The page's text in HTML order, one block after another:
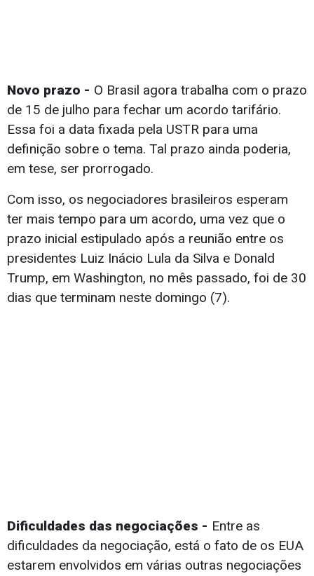
Novo prazo - O Brasil agora trabalha com o prazo
de 15 de julho para fechar um acordo tarifário.
Essa foi a data fixada pela USTR para uma
definição sobre o tema. Tal prazo ainda poderia,
em tese, ser prorrogado.
Com isso, os negociadores brasileiros esperam
ter mais tempo para um acordo, uma vez que o
prazo inicial estipulado após a reunião entre os
presidentes Luiz Inácio Lula da Silva e Donald
Trump, em Washington, no mês passado, foi de 30
dias que terminam neste domingo (7).
Dificuldades das negociações - Entre as
dificuldades da negociação, está o fato de os EUA
estarem envolvidos em várias outras negociações